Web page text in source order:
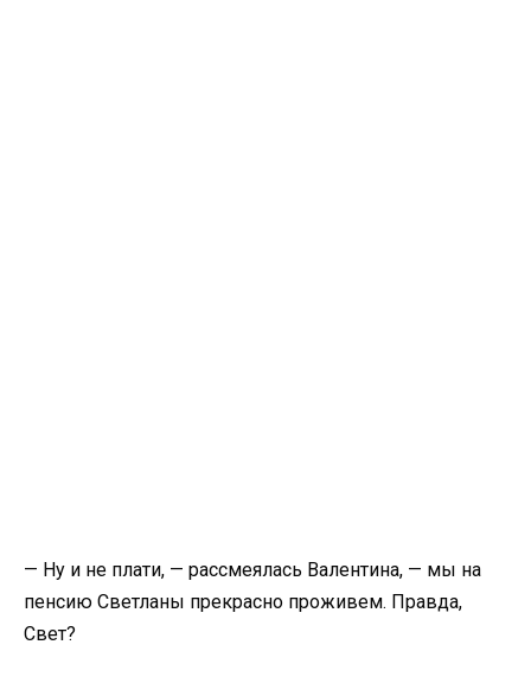
— Ну и не плати, — рассмеялась Валентина, — мы на
пенсию Светланы прекрасно проживем. Правда,
Свет?